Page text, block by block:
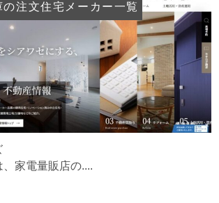
の注文住宅メーカー一覧
家電量販店の....